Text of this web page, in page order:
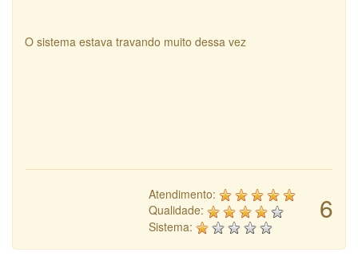
O sistema estava travando muito dessa vez
6
Atendimento:
Qualidade:
Sistema: